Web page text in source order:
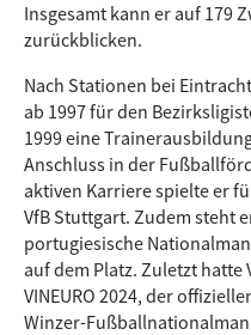
Insgesamt kann er auf 179
zurückblicken.
Nach Stationen bei
ab 1997 für den
1999 eine
Anschluss in der
aktiven Karriere spielte er
VfB Stuttgart. Zudem steht
portugiesische
auf dem Platz. Zuletzt
VINEURO 2024, der
Winzer-